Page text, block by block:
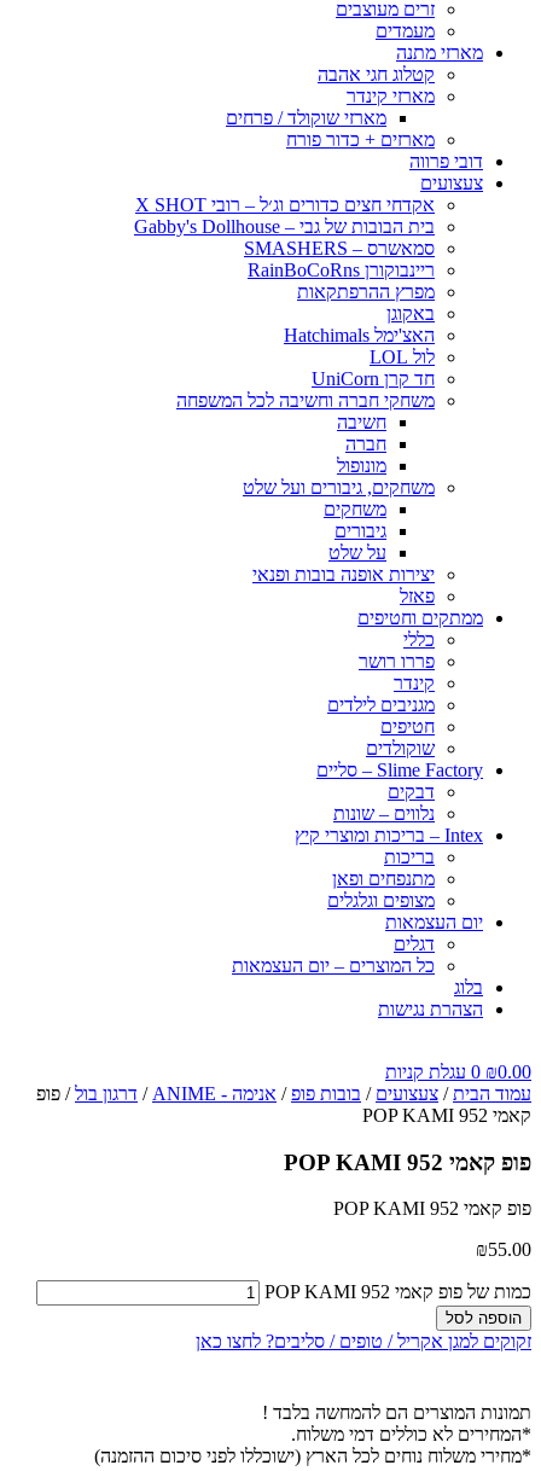
זרים מעוצבים
מעמדים
מארזי מתנה
קטלוג חגי אהבה
מארזי קינדר
מארזי שוקולד / פרחים
מארזים + כדור פורח
דובי פרווה
צעצועים
אקדחי חצים כדורים וג׳ל – רובי X SHOT
בית הבובות של גבי – Gabby's Dollhouse
סמאשרס – SMASHERS
ריינבוקורן RainBoCoRns
מפרץ ההרפתקאות
באקוגן
האצ'ימל Hatchimals
לול LOL
חד קרן UniCorn
משחקי חברה וחשיבה לכל המשפחה
חשיבה
חברה
מונופול
משחקים, גיבורים ועל שלט
משחקים
גיבורים
על שלט
יצירות אופנה בובות ופנאי
פאזל
ממתקים וחטיפים
כללי
פררו רושר
קינדר
מגניבים לילדים
חטיפים
שוקולדים
Slime Factory – סליים
דבקים
נלווים – שונות
Intex – בריכות ומוצרי קיץ
בריכות
מתנפחים ופאן
מצופים וגלגלים
יום העצמאות
דגלים
כל המוצרים – יום העצמאות
בלוג
הצהרת נגישות
₪0.00
0 עגלת קניות
עמוד הבית/ צעצועים / בובות פופ / אנימה - ANIME / דרגון בול/ פופ
קאמי 952 POP KAMI
פופ קאמי 952 POP KAMI
פופ קאמי 952 POP KAMI
₪55.00
כמות של פופ קאמי 952 POP KAMI
הוספה לסל
זקוקים למגן אקריל / טופים / סליבים? לחצו כאן
תמונות המוצרים הם להמחשה בלבד !
*המחירים לא כוללים דמי משלוח.
*מחירי משלוח נוחים לכל הארץ (ישוכללו לפני סיכום ההזמנה)